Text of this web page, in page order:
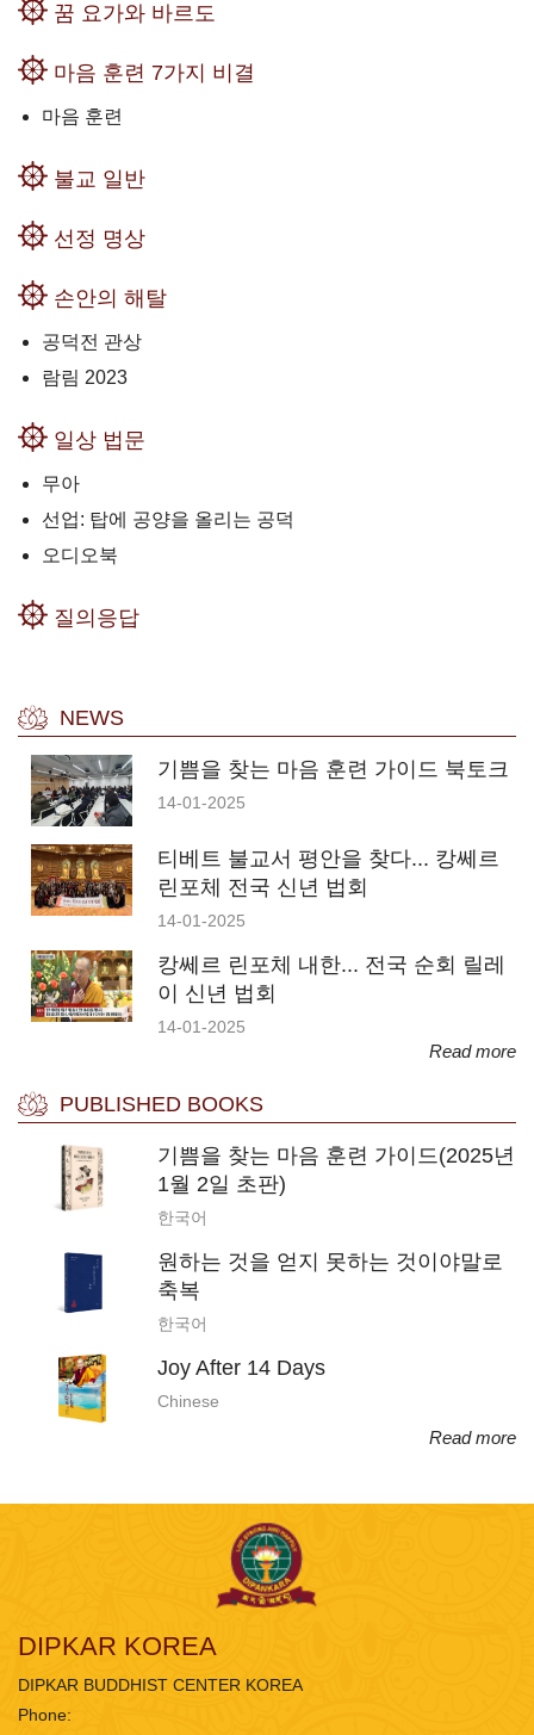
꿈 요가와 바르도
마음 훈련 7가지 비결
마음 훈련
불교 일반
선정 명상
손안의 해탈
공덕전 관상
람림 2023
일상 법문
무아
선업: 탑에 공양을 올리는 공덕
오디오북
질의응답
NEWS
기쁨을 찾는 마음 훈련 가이드 북토크
14-01-2025
티베트 불교서 평안을 찾다... 캉쎄르
린포체 전국 신년 법회
14-01-2025
캉쎄르 린포체 내한... 전국 순회 릴레
이 신년 법회
14-01-2025
Read more
PUBLISHED BOOKS
기쁨을 찾는 마음 훈련 가이드(2025년
1월 2일 초판)
한국어
원하는 것을 얻지 못하는 것이야말로
축복
한국어
Joy After 14 Days
Chinese
Read more
DIPKAR KOREA
DIPKAR BUDDHIST CENTER KOREA
Phone: